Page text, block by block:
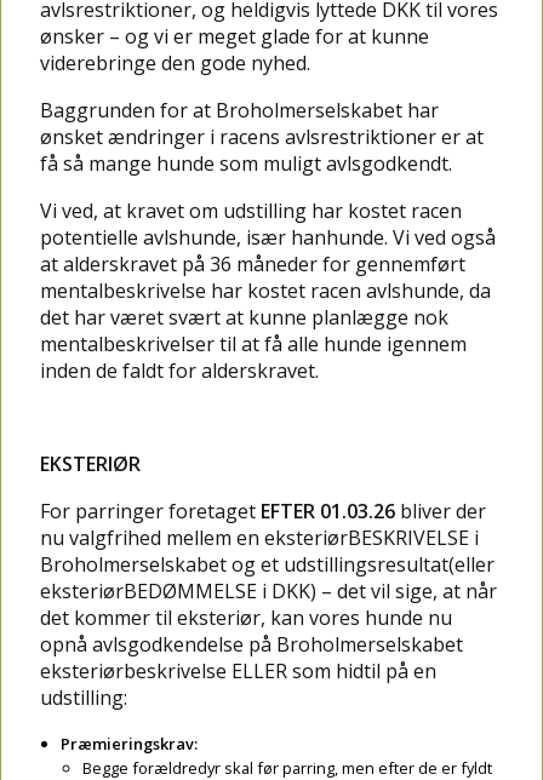
avlsrestriktioner, og heldigvis lyttede DKK til vores
ønsker – og vi er meget glade for at kunne
viderebringe den gode nyhed.
Baggrunden for at Broholmerselskabet har
ønsket ændringer i racens avlsrestriktioner er at
få så mange hunde som muligt avlsgodkendt.
Vi ved, at kravet om udstilling har kostet racen
potentielle avlshunde, især hanhunde. Vi ved også
at alderskravet på 36 måneder for gennemført
mentalbeskrivelse har kostet racen avlshunde, da
det har været svært at kunne planlægge nok
mentalbeskrivelser til at få alle hunde igennem
inden de faldt for alderskravet.
EKSTERIØR
For parringer foretaget EFTER 01.03.26bliver der
nu valgfrihed mellem en eksteriørBESKRIVELSE i
Broholmerselskabet og et udstillingsresultat(eller
eksteriørBEDØMMELSE i DKK) – det vil sige, at når
det kommer til eksteriør, kan vores hunde nu
opnå avlsgodkendelse på Broholmerselskabet
eksteriørbeskrivelse ELLER som hidtil på en
udstilling:
Præmieringskrav:
Begge forældredyr skal før parring, men efter de er fyldt